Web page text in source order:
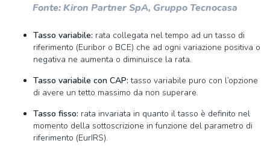
Fonte: Kiron Partner SpA, Gruppo Tecnocasa
Tasso variabile: rata collegata nel tempo ad un tasso di
riferimento (Euribor o BCE) che ad ogni variazione positiva o
negativa ne aumenta o diminuisce la rata.
Tasso variabile con CAP: tasso variabile puro con l’opzione
di avere un tetto massimo da non superare.
Tasso fisso: rata invariata in quanto il tasso è definito nel
momento della sottoscrizione in funzione del parametro di
riferimento (EurIRS).